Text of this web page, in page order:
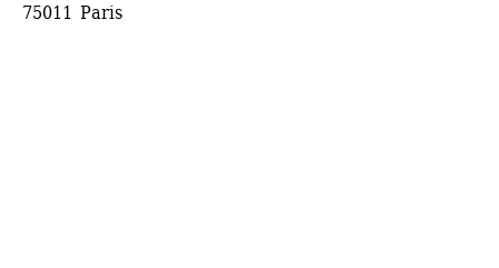
75011 Paris